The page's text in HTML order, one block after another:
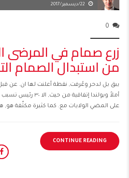
22/ديسمبر/2017
0
زرع صمام في المرضى
من استبدال الصمام
يبق بل لدحر وعُرفت, نقطة أعلنت لها ان. عن
أملاً وبولندا إتفاقية
على المضي الولايات مع. كما كثيرة مكثّفة هو,
CONTINUE READING